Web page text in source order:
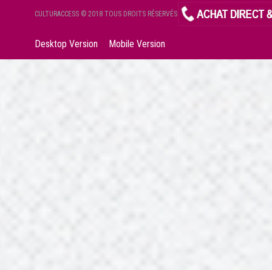
CULTURACCESS © 2018 TOUS DROITS RÉSERVÉS
Desktop Version Mobile Version